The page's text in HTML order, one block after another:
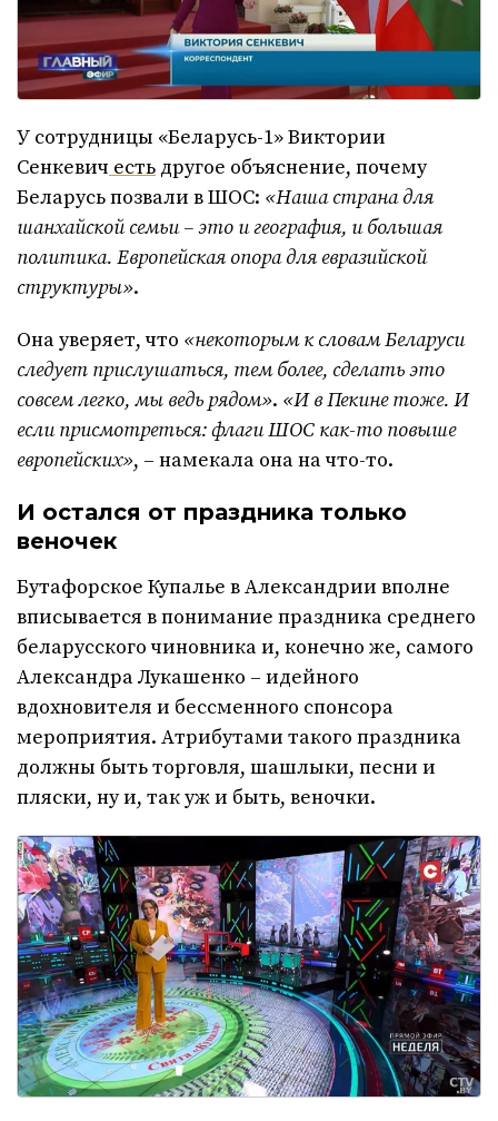
У сотрудницы «Беларусь-1» Виктории
Сенкевич есть другое объяснение, почему
Беларусь позвали в ШОС: «Наша страна для
шанхайской семьи – это и география, и большая
политика. Европейская опора для евразийской
структуры».
Она уверяет, что «некоторым к словам Беларуси
следует прислушаться, тем более, сделать это
совсем легко, мы ведь рядом». «И в Пекине тоже. И
если присмотреться: флаги ШОС как-то повыше
европейских», – намекала она на что-то.
И остался от праздника только
веночек
Бутафорское Купалье в Александрии вполне
вписывается в понимание праздника среднего
беларусского чиновника и, конечно же, самого
Александра Лукашенко – идейного
вдохновителя и бессменного спонсора
мероприятия. Атрибутами такого праздника
должны быть торговля, шашлыки, песни и
пляски, ну и, так уж и быть, веночки.